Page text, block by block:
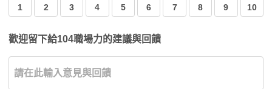
1 2 3 4 5 6 7 8 9 10
歡迎留下給104職場力的建議與回饋